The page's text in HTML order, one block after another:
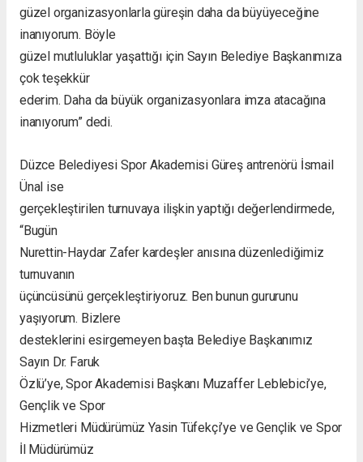
güzel organizasyonlarla güreşin daha da büyüyeceğine
inanıyorum. Böyle
güzel mutluluklar yaşattığı için Sayın Belediye Başkanımıza
çok teşekkür
ederim. Daha da büyük organizasyonlara imza atacağına
inanıyorum” dedi.
Düzce Belediyesi Spor Akademisi Güreş antrenörü İsmail
Ünal ise
gerçekleştirilen turnuvaya ilişkin yaptığı değerlendirmede,
“Bugün
Nurettin-Haydar Zafer kardeşler anısına düzenlediğimiz
turnuvanın
üçüncüsünü gerçekleştiriyoruz. Ben bunun gururunu
yaşıyorum. Bizlere
desteklerini esirgemeyen başta Belediye Başkanımız
Sayın Dr. Faruk
Özlü’ye, Spor Akademisi Başkanı Muzaffer Leblebici’ye,
Gençlik ve Spor
Hizmetleri Müdürümüz Yasin Tüfekçi’ye ve Gençlik ve Spor
İl Müdürümüz